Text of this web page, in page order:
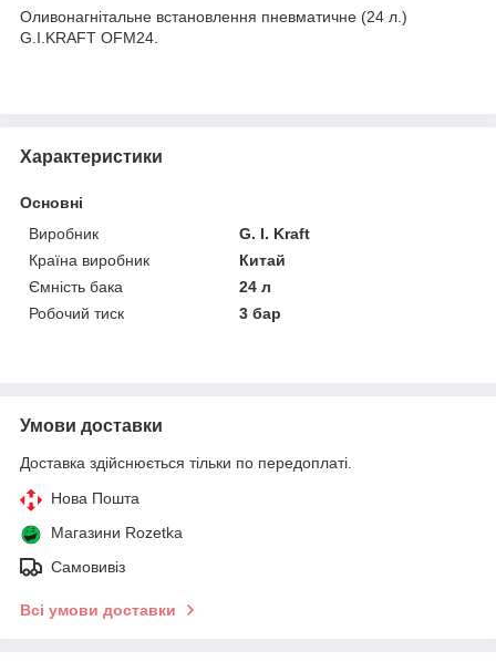
Оливонагнітальне встановлення пневматичне (24 л.)
G.I.KRAFT OFM24.
Характеристики
Основні
Виробник
G. I. Kraft
Країна виробник
Китай
Ємність бака
24 л
Робочий тиск
3 бар
Умови доставки
Доставка здійснюється тільки по передоплаті.
Нова Пошта
Магазини Rozetka
Самовивіз
Всі умови доставки